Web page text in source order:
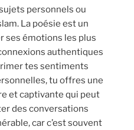
personnels ou
La poésie est un
ses émotions les plus
authentiques
tes sentiments
tu offres une
et captivante qui peut
des conversations
car c’est souvent